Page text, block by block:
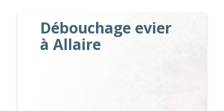
Débouchage evier
à Allaire